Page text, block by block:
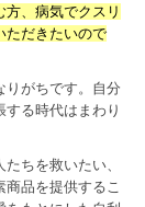
、病気でクスリ
ただきたいので
りがちです。自分
る時代はまわり
ちを救いたい、
品を提供するこ